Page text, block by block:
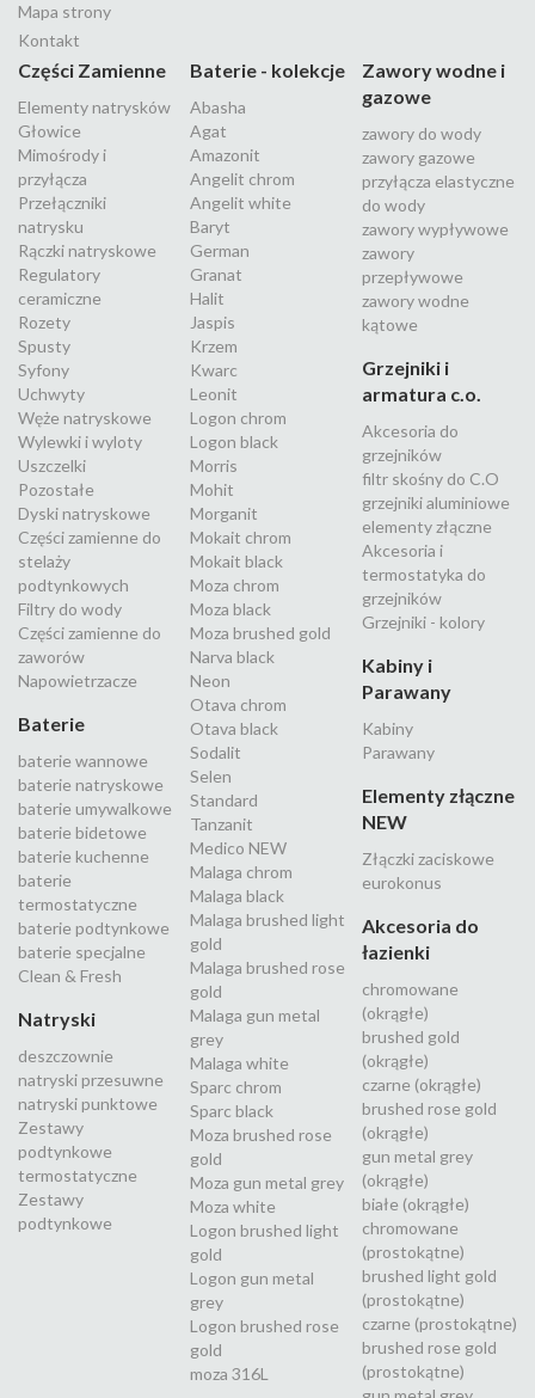
Mapa strony
Kontakt
Części Zamienne
Elementy natrysków
Głowice
Mimośrody i
przyłącza
Przełączniki
natrysku
Rączki natryskowe
Regulatory
ceramiczne
Rozety
Spusty
Syfony
Uchwyty
Węże natryskowe
Wylewki i wyloty
Uszczelki
Pozostałe
Dyski natryskowe
Części zamienne do
stelaży
podtynkowych
Filtry do wody
Części zamienne do
zaworów
Napowietrzacze
Baterie
baterie wannowe
baterie natryskowe
baterie umywalkowe
baterie bidetowe
baterie kuchenne
baterie
termostatyczne
baterie podtynkowe
baterie specjalne
Clean & Fresh
Natryski
deszczownie
natryski przesuwne
natryski punktowe
Zestawy
podtynkowe
termostatyczne
Zestawy
podtynkowe
Baterie - kolekcje
Abasha
Agat
Amazonit
Angelit chrom
Angelit white
Baryt
German
Granat
Halit
Jaspis
Krzem
Kwarc
Leonit
Logon chrom
Logon black
Morris
Mohit
Morganit
Mokait chrom
Mokait black
Moza chrom
Moza black
Moza brushed gold
Narva black
Neon
Otava chrom
Otava black
Sodalit
Selen
Standard
Tanzanit
Medico NEW
Malaga chrom
Malaga black
Malaga brushed light
gold
Malaga brushed rose
gold
Malaga gun metal
grey
Malaga white
Sparc chrom
Sparc black
Moza brushed rose
gold
Moza gun metal grey
Moza white
Logon brushed light
gold
Logon gun metal
grey
Logon brushed rose
gold
moza 316L
Zawory wodne i
gazowe
zawory do wody
zawory gazowe
przyłącza elastyczne
do wody
zawory wypływowe
zawory
przepływowe
zawory wodne
kątowe
Grzejniki i
armatura c.o.
Akcesoria do
grzejników
filtr skośny do C.O
grzejniki aluminiowe
elementy złączne
Akcesoria i
termostatyka do
grzejników
Grzejniki - kolory
Kabiny i
Parawany
Kabiny
Parawany
Elementy złączne
NEW
Złączki zaciskowe
eurokonus
Akcesoria do
łazienki
chromowane
(okrągłe)
brushed gold
(okrągłe)
czarne (okrągłe)
brushed rose gold
(okrągłe)
gun metal grey
(okrągłe)
białe (okrągłe)
chromowane
(prostokątne)
brushed light gold
(prostokątne)
czarne (prostokątne)
brushed rose gold
(prostokątne)